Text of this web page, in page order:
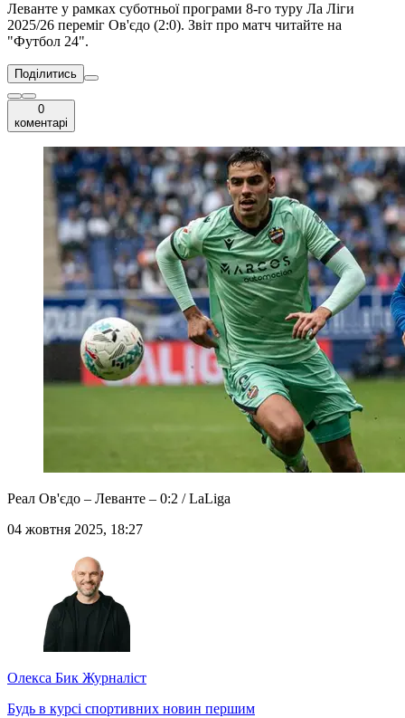
Леванте у рамках суботньої програми 8-го туру Ла Ліги
2025/26 переміг Ов'єдо (2:0). Звіт про матч читайте на
"Футбол 24".
Поділитись
0
коментарі
Реал Ов'єдо – Леванте – 0:2 / LaLiga
04 жовтня 2025, 18:27
Олекса Бик Журналіст
Будь в курсі спортивних новин першим